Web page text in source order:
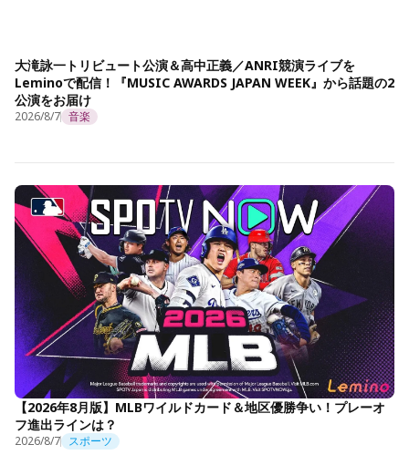
大滝詠一トリビュート公演＆高中正義／ANRI競演ライブを
Leminoで配信！『MUSIC AWARDS JAPAN WEEK』から話題の2
公演をお届け
2026/8/7 音楽
【2026年8月版】MLBワイルドカード＆地区優勝争い！プレーオ
フ進出ラインは？
2026/8/7 スポーツ